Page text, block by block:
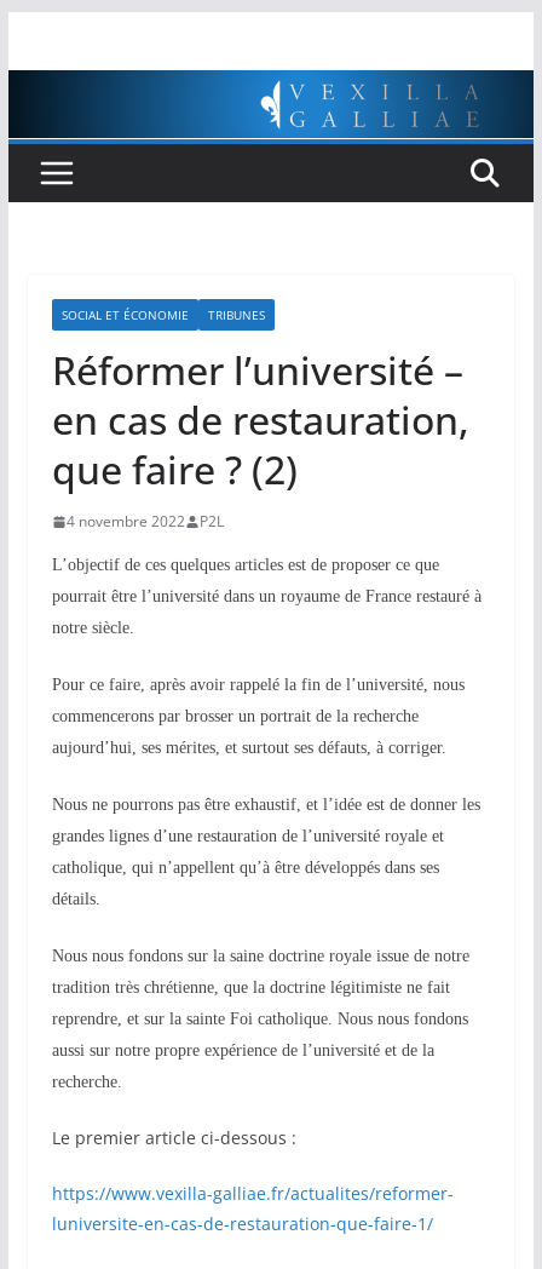
SOCIAL ET ÉCONOMIE TRIBUNES
Réformer l’université –
en cas de restauration,
que faire ? (2)
4 novembre 2022 P2L
L’objectif de ces quelques articles est de proposer ce que
pourrait être l’université dans un royaume de France restauré à
notre siècle.
Pour ce faire, après avoir rappelé la fin de l’université, nous
commencerons par brosser un portrait de la recherche
aujourd’hui, ses mérites, et surtout ses défauts, à corriger.
Nous ne pourrons pas être exhaustif, et l’idée est de donner les
grandes lignes d’une restauration de l’université royale et
catholique, qui n’appellent qu’à être développés dans ses
détails.
Nous nous fondons sur la saine doctrine royale issue de notre
tradition très chrétienne, que la doctrine légitimiste ne fait
reprendre, et sur la sainte Foi catholique. Nous nous fondons
aussi sur notre propre expérience de l’université et de la
recherche.
Le premier article ci-dessous :
https://www.vexilla-galliae.fr/actualites/reformer-
luniversite-en-cas-de-restauration-que-faire-1/